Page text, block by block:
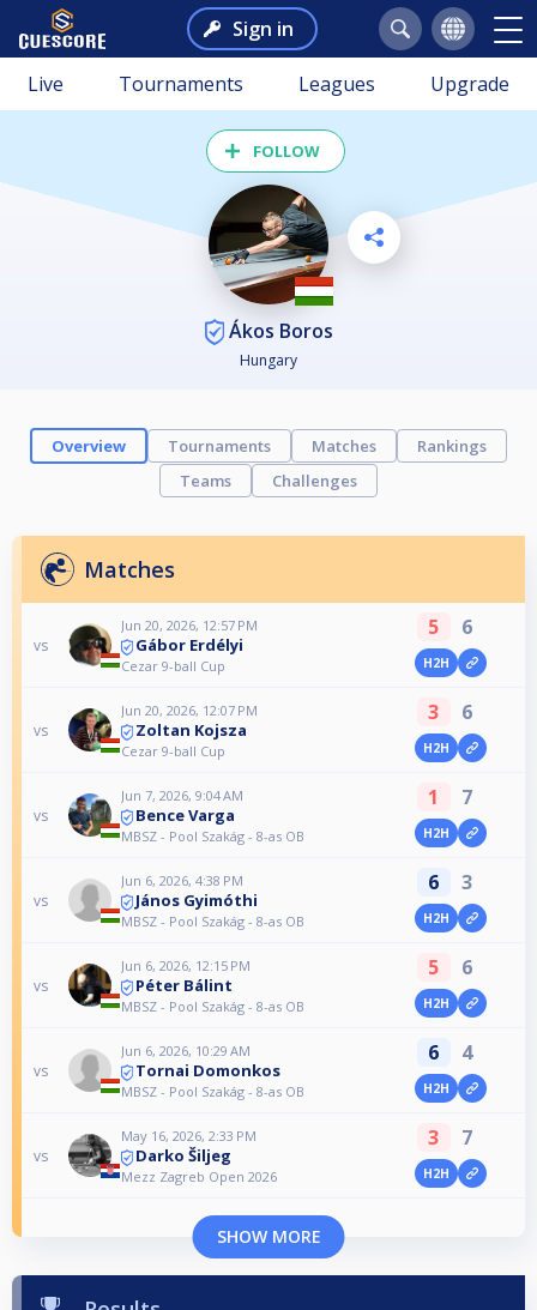
Sign in
Live Tournaments Leagues Upgrade
FOLLOW
Ákos Boros
Hungary
Overview Tournaments Matches
Rankings
Teams
Challenges
Matches
vs
Jun 20, 2026, 12:57 PM
Gábor Erdélyi
Cezar 9-ball Cup
5 6
H2H
vs
Jun 20, 2026, 12:07 PM
Zoltan Kojsza
Cezar 9-ball Cup
3 6
H2H
vs
Jun 7, 2026, 9:04 AM
Bence Varga
MBSZ - Pool Szakág - 8-as OB
1 7
H2H
vs
Jun 6, 2026, 4:38 PM
János Gyimóthi
MBSZ - Pool Szakág - 8-as OB
6 3
H2H
vs
Jun 6, 2026, 12:15 PM
Péter Bálint
MBSZ - Pool Szakág - 8-as OB
5 6
H2H
vs
Jun 6, 2026, 10:29 AM
Tornai Domonkos
MBSZ - Pool Szakág - 8-as OB
6 4
H2H
vs
May 16, 2026, 2:33 PM
Darko Šiljeg
Mezz Zagreb Open 2026
3 7
H2H
SHOW MORE